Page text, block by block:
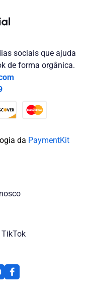
sociais que ajuda
de forma orgânica.
da PaymentKit